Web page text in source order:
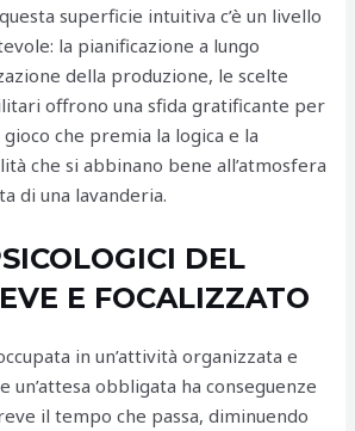
superficie intuitiva c’è un livello
la pianificazione a lungo
della produzione, le scelte
offrono una sfida gratificante per
gioco che premia la logica e la
che si abbinano bene all’atmosfera
di una lavanderia.
DEL
E FOCALIZZATO
in un’attività organizzata e
obbligata ha conseguenze
il tempo che passa, diminuendo